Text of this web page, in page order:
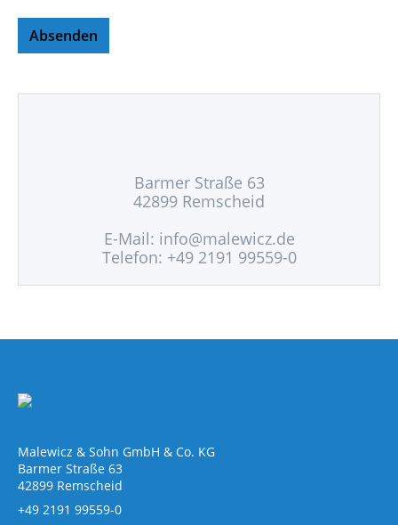
Absenden
Barmer Straße 63
42899 Remscheid
E-Mail: info@malewicz.de
Telefon: +49 2191 99559-0
Malewicz & Sohn GmbH & Co. KG
Barmer Straße 63
42899 Remscheid
+49 2191 99559-0